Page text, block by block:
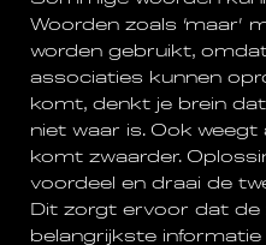
Woorden zoals ‘maar’
worden gebruikt,
associaties kunnen
komt, denkt je brein
niet waar is. Ook weegt
komt zwaarder.
voordeel en draai de
Dit zorgt ervoor dat de
belangrijkste